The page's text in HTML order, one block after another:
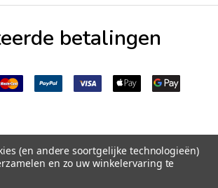
betalingen
(en andere soortgelijke technologieën)
en zo uw winkelervaring te